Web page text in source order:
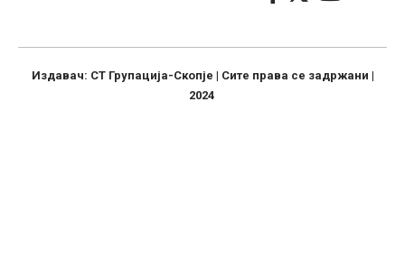
Издавач: СТ Групација-Скопје | Сите права се задржани |
2024